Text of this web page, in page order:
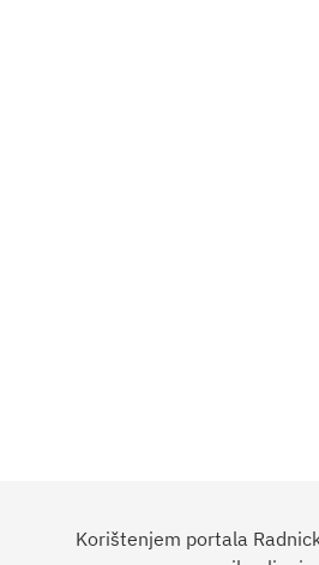
Korištenjem portala